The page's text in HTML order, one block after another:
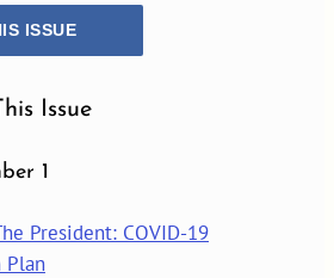
ISSUE
Issue
1
President: COVID-19
Plan